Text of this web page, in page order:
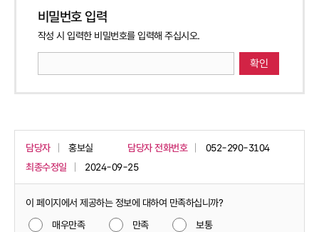
비밀번호 입력
작성 시 입력한 비밀번호를 입력해 주십시오.
담당자 홍보실 담당자 전화번호
052-290-3104
최종수정일
2024-09-25
이 페이지에서 제공하는 정보에 대하여 만족하십니까?
매우만족
만족
보통